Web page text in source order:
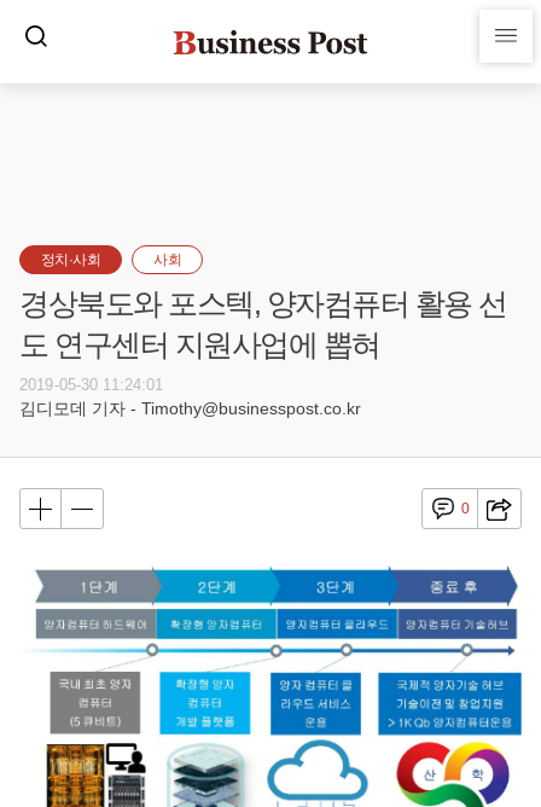
정치·사회 사회
경상북도와 포스텍, 양자컴퓨터 활용 선
도 연구센터 지원사업에 뽑혀
2019-05-30 11:24:01
김디모데 기자 - Timothy@businesspost.co.kr
0